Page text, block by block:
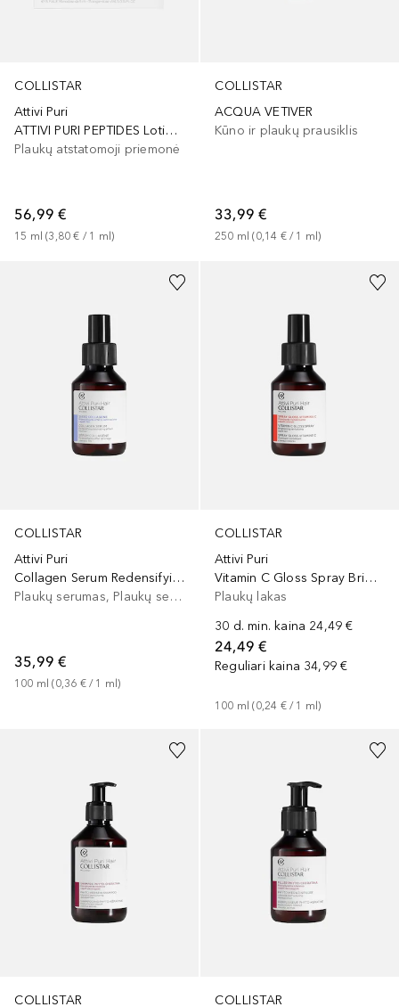
COLLISTAR
Attivi Puri
ATTIVI PURI PEPTIDES Lotion Anti-hair Loss Fortifying
Plaukų atstatomoji priemonė
56,99 €
15 ml (3,80 € / 1 ml)
COLLISTAR
ACQUA VETIVER
Kūno ir plaukų prausiklis
33,99 €
250 ml (0,14 € / 1 ml)
COLLISTAR
Attivi Puri
Collagen Serum Redensifying Laminating Effect
Plaukų serumas, Plaukų serumas/aliejus
35,99 €
100 ml (0,36 € / 1 ml)
COLLISTAR
Attivi Puri
Vitamin C Gloss Spray Brightening Revitalizing
Plaukų lakas
30 d. min. kaina 24,49 €
24,49 €
Reguliari kaina 34,99 €
100 ml (0,24 € / 1 ml)
COLLISTAR
COLLISTAR